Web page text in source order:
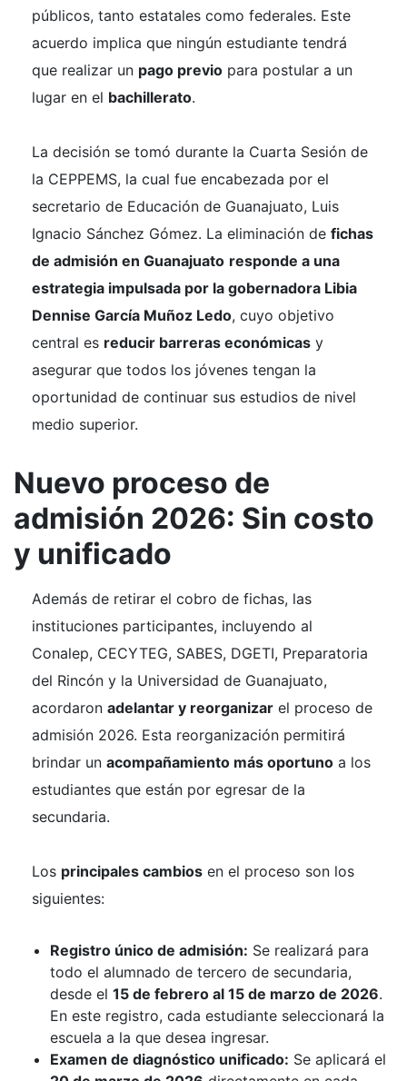
públicos, tanto estatales como federales. Este
acuerdo implica que ningún estudiante tendrá
que realizar un pago previo para postular a un
lugar en el bachillerato.
La decisión se tomó durante la Cuarta Sesión de
la CEPPEMS, la cual fue encabezada por el
secretario de Educación de Guanajuato, Luis
Ignacio Sánchez Gómez. La eliminación de fichas
de admisión en Guanajuato responde a una
estrategia impulsada por la gobernadora Libia
Dennise García Muñoz Ledo, cuyo objetivo
central es reducir barreras económicas y
asegurar que todos los jóvenes tengan la
oportunidad de continuar sus estudios de nivel
medio superior.
Nuevo proceso de
admisión 2026: Sin costo
y unificado
Además de retirar el cobro de fichas, las
instituciones participantes, incluyendo al
Conalep, CECYTEG, SABES, DGETI, Preparatoria
del Rincón y la Universidad de Guanajuato,
acordaron adelantar y reorganizar el proceso de
admisión 2026. Esta reorganización permitirá
brindar un acompañamiento más oportuno a los
estudiantes que están por egresar de la
secundaria.
Los principales cambios en el proceso son los
siguientes:
Registro único de admisión: Se realizará para
todo el alumnado de tercero de secundaria,
desde el 15 de febrero al 15 de marzo de 2026.
En este registro, cada estudiante seleccionará la
escuela a la que desea ingresar.
Examen de diagnóstico unificado: Se aplicará el